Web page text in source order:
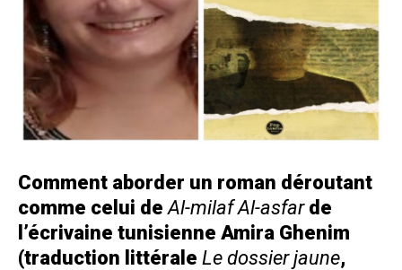
Comment aborder un roman déroutant
comme celui deAl-milaf Al-asfarde
l’écrivaine tunisienne Amira Ghenim
(traduction littérale Le dossier jaune,